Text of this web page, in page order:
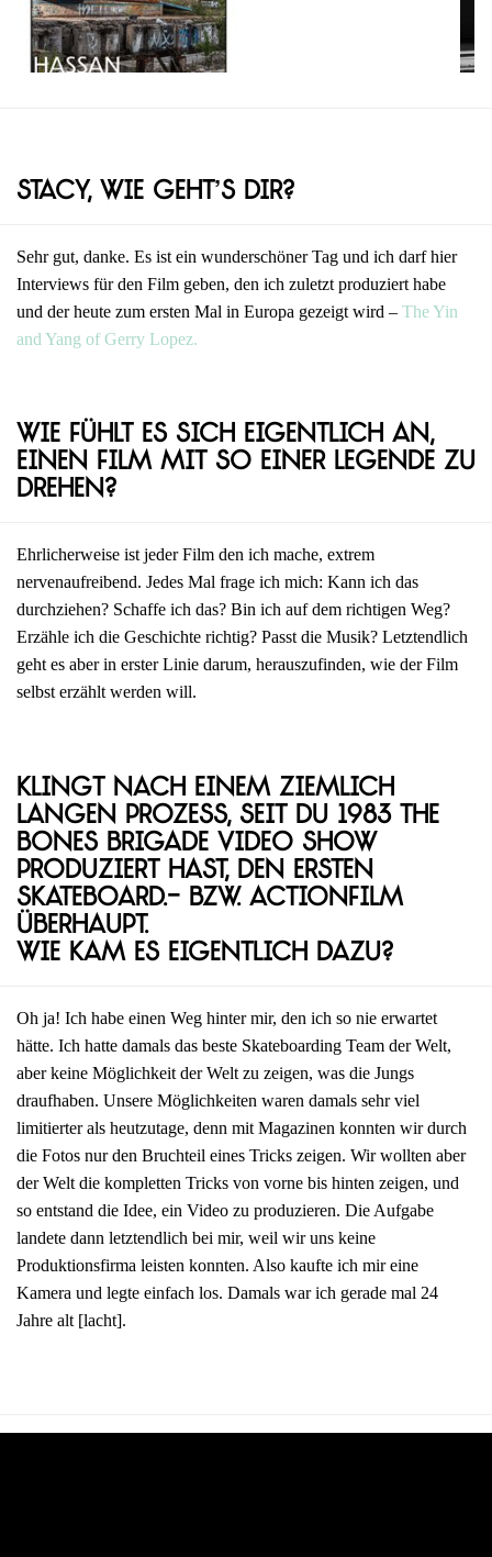
Stacy, wie geht’s dir?
Sehr gut, danke. Es ist ein wunderschöner Tag und ich darf hier
Interviews für den Film geben, den ich zuletzt produziert habe
und der heute zum ersten Mal in Europa gezeigt wird – The Yin
and Yang of Gerry Lopez.
Wie fühlt es sich eigentlich an,
einen Film mit so einer Legende zu
drehen?
Ehrlicherweise ist jeder Film den ich mache, extrem
nervenaufreibend. Jedes Mal frage ich mich: Kann ich das
durchziehen? Schaffe ich das? Bin ich auf dem richtigen Weg?
Erzähle ich die Geschichte richtig? Passt die Musik? Letztendlich
geht es aber in erster Linie darum, herauszufinden, wie der Film
selbst erzählt werden will.
Klingt nach einem ziemlich
langen Prozess, seit du 1983 The
Bones Brigade Video Show
produziert hast, den ersten
Skateboard.- bzw. Actionfilm
überhaupt.
Wie kam es eigentlich dazu?
Oh ja! Ich habe einen Weg hinter mir, den ich so nie erwartet
hätte. Ich hatte damals das beste Skateboarding Team der Welt,
aber keine Möglichkeit der Welt zu zeigen, was die Jungs
draufhaben. Unsere Möglichkeiten waren damals sehr viel
limitierter als heutzutage, denn mit Magazinen konnten wir durch
die Fotos nur den Bruchteil eines Tricks zeigen. Wir wollten aber
der Welt die kompletten Tricks von vorne bis hinten zeigen, und
so entstand die Idee, ein Video zu produzieren. Die Aufgabe
landete dann letztendlich bei mir, weil wir uns keine
Produktionsfirma leisten konnten. Also kaufte ich mir eine
Kamera und legte einfach los. Damals war ich gerade mal 24
Jahre alt [lacht].